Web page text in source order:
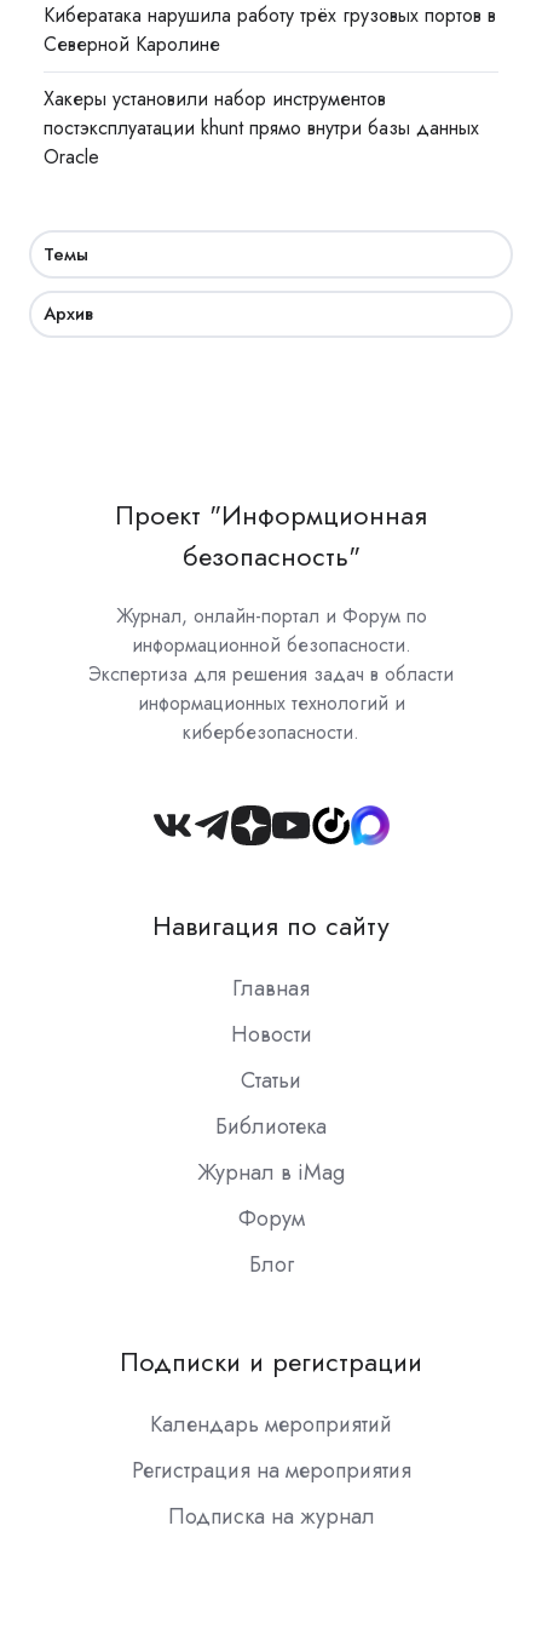
Кибератака нарушила работу трёх грузовых портов в
Северной Каролине
Хакеры установили набор инструментов
постэксплуатации khunt прямо внутри базы данных
Oracle
Темы
Архив
Проект "Информционная
безопасность"
Журнал, онлайн-портал и Форум по
информационной безопасности.
Экспертиза для решения задач в области
информационных технологий и
кибербезопасности.
Join
Slack
Навигация по сайту
Главная
Новости
Статьи
Библиотека
Журнал в iMag
Форум
Блог
Подписки и регистрации
Календарь мероприятий
Регистрация на мероприятия
Подписка на журнал